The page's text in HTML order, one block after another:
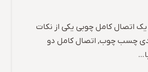
یک اتصال کامل چوبی یکی از نکات
چسب چوب, اتصال کامل دو